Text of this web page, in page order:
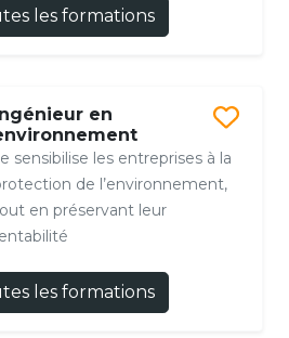
les formations
Ingénieur en
sensibilise les entreprises à la
de l’environnement,
en préservant leur
les formations